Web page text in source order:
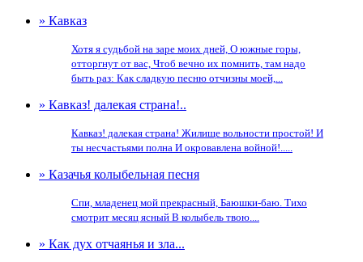
» Кавказ
Хотя я судьбой на заре моих дней, О южные горы,
отторгнут от вас, Чтоб вечно их помнить, там надо
быть раз: Как сладкую песню отчизны моей,...
» Кавказ! далекая страна!..
Кавказ! далекая страна! Жилище вольности простой! И
ты несчастьями полна И окровавлена войной!.....
» Казачья колыбельная песня
Спи, младенец мой прекрасный, Баюшки-баю. Тихо
смотрит месяц ясный В колыбель твою....
» Как дух отчаянья и зла...